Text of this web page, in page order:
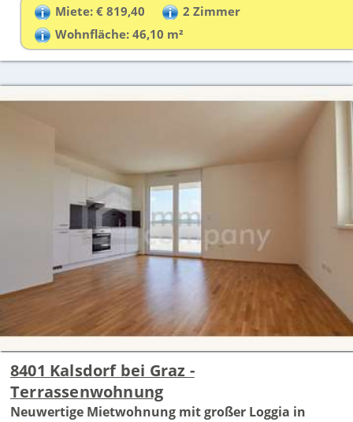
Miete: € 819,40
2 Zimmer
Wohnfläche: 46,10 m²
8401 Kalsdorf bei Graz -
Terrassenwohnung
Neuwertige Mietwohnung mit großer Loggia in